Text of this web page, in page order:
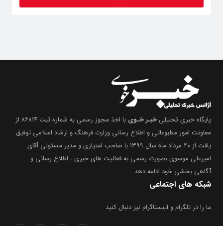
پایگاه خبری تحلیلی خبـر خـوی
با اخذ مجوز رسمی به شماره ثبت ۸۶۸۱۴ از
معاونت امور مطبوعاتی و اطلاع رسانی وزارت فرهنگ و ارشاد اسلامی توفیق
یافت از ۲۰ مرداد ماه سال ۱۳۹۹ با صاحب امتیازی و مدیر مسئولی آقای
امیرعلی موسوی بصورت رسمی به فعالیت های خبری ، اطلاع رسانی و
آگاهی بخشیِ خود ادامه دهد .
شبکه های اجتماعی
ما را در تلگرام و اینستاگرام نیز دنبال کنید